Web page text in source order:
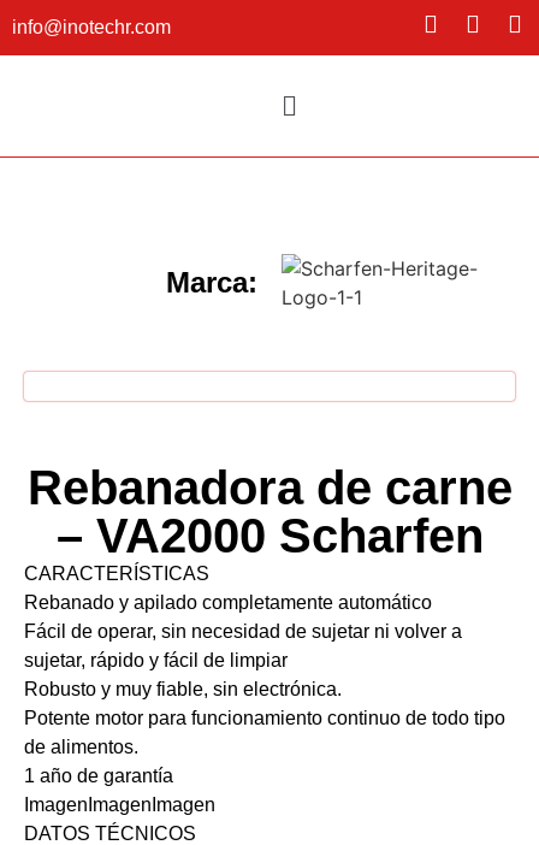
info@inotechr.com
Marca:
Rebanadora de carne
– VA2000 Scharfen
CARACTERÍSTICAS
Rebanado y apilado completamente automático
Fácil de operar, sin necesidad de sujetar ni volver a
sujetar, rápido y fácil de limpiar
Robusto y muy fiable, sin electrónica.
Potente motor para funcionamiento continuo de todo tipo
de alimentos.
1 año de garantía
ImagenImagenImagen
DATOS TÉCNICOS